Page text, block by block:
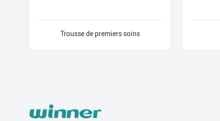
Trousse de premiers soins